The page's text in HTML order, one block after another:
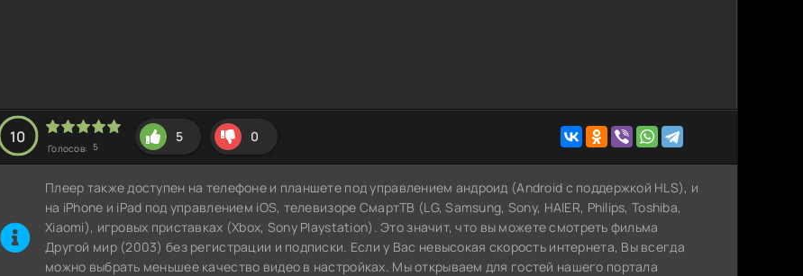
10
Голосов: 5
5 0
Плеер также доступен на телефоне и планшете под управлением андроид (Android с поддержкой HLS), и
на iPhone и iPad под управлением iOS, телевизоре СмартТВ (LG, Samsung, Sony, HAIER, Philips, Toshiba,
Xiaomi), игровых приставках (Xbox, Sony Playstation). Это значит, что вы можете cмотреть фильма
Другой мир (2003) без регистрации и подписки. Если у Вас невысокая скорость интернета, Вы всегда
можно выбрать меньшее качество видео в настройках. Мы открываем для гостей нашего портала